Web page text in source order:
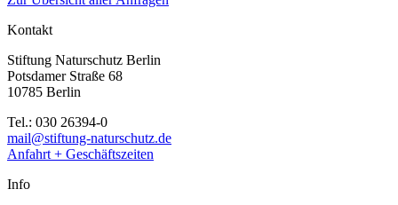
Kontakt
Stiftung Naturschutz Berlin
Potsdamer Straße 68
10785 Berlin
Tel.: 030 26394-0
mail@stiftung-naturschutz.de
Anfahrt + Geschäftszeiten
Info